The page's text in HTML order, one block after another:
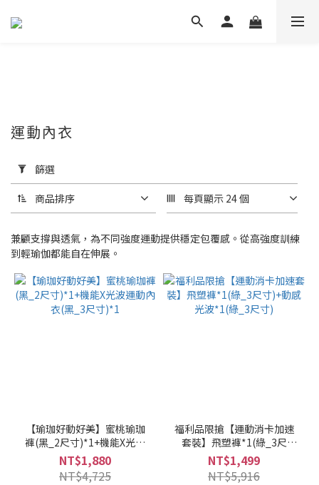
用
篩
選
(0/20)
價格
運動內衣
篩選
商品排序 每頁顯示 24 個
兼顧支撐與透氣，為不同強度運動提供穩定包覆感。從高強度訓練
到輕瑜伽都能自在伸展。
【瑜珈好動好美】蜜桃瑜珈
褲(黑_2尺寸)*1+機能X光波
運動內衣(黑_3尺寸)*1
NT$1,880
NT$4,725
福利品限搶【運動消卡加速
套裝】飛塑褲*1(綠_3尺
寸)+動感光波*1(綠_3尺寸)
NT$1,499
NT$5,916